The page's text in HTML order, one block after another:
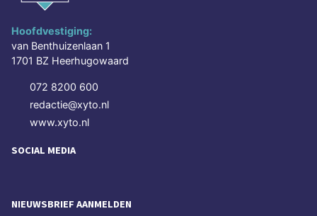
Hoofdvestiging:
van Benthuizenlaan 1
1701 BZ Heerhugowaard
072 8200 600
redactie@xyto.nl
www.xyto.nl
SOCIAL MEDIA
NIEUWSBRIEF AANMELDEN